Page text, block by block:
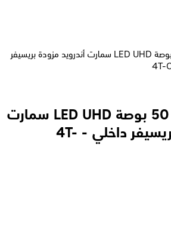
شارب تليفزيون 50 بوصة LED UHD سمارت أندرويد مزودة بريسيفر
شارب تليفزيون 50 بوصة LED UHD سمارت
أندرويد مزودة بريسيفر داخلي - 4T-